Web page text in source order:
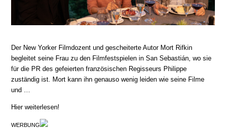
Der New Yorker Filmdozent und gescheiterte Autor Mort Rifkin
begleitet seine Frau zu den Filmfestspielen in San Sebastián, wo sie
für die PR des gefeierten französischen Regisseurs Philippe
zuständig ist. Mort kann ihn genauso wenig leiden wie seine Filme
und …
Hier weiterlesen!
WERBUNG